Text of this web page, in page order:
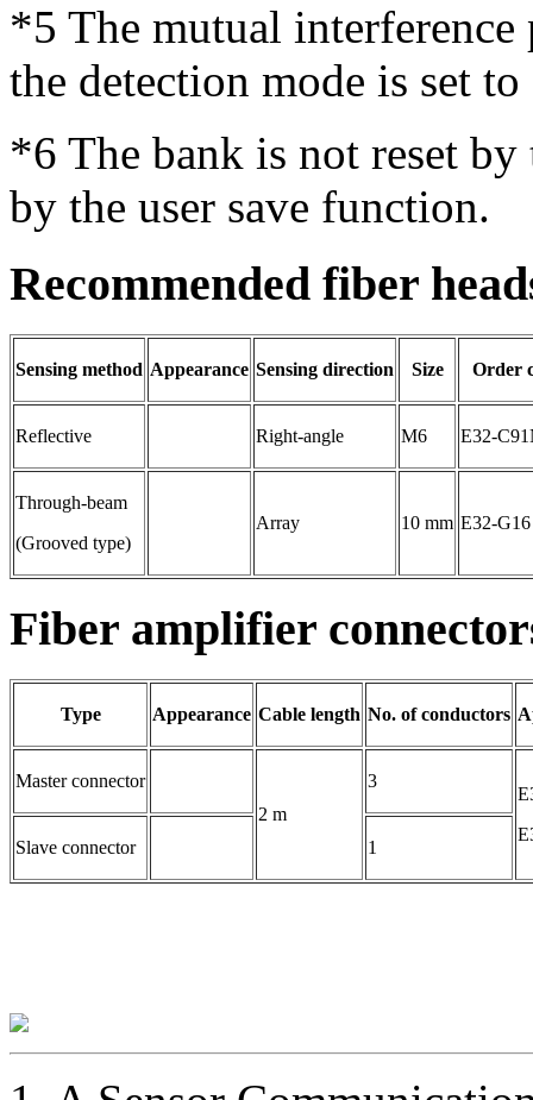
*5 The mutual
the detection mode is set
*6 The bank is not reset
by the user save function.
Recommended fiber
Sensing method Appearance Sensing direction Size Order
Reflective Right-angle M6 E32-
Through-beam
(Grooved type)
Array 10 mm E32-
Fiber amplifier
Type Appearance Cable length No. of conductors
Master connector
2 m
3
Slave connector 1